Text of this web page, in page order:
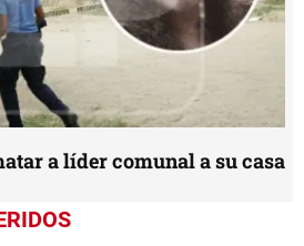
a líder comunal a su casa